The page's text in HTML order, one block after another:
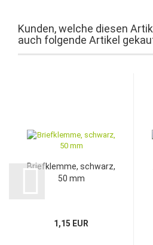
Kunden, welche diesen
auch folgende Artikel
Briefklemme, schwarz,
50 mm
1,15 EUR